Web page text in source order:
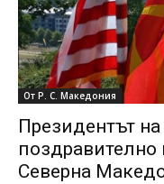
От Р. С. Македония
Президентът
Северна